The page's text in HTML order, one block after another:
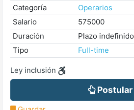
Categoría
Operarios
Salario
575000
Duración
Plazo indefinido
Tipo
Full-time
Ley inclusión
Postular